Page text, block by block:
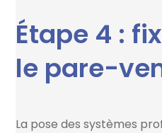
Étape 4 :
le pare-
La pose des systèmes